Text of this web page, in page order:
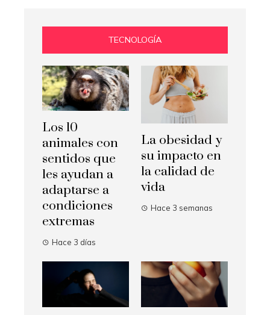
TECNOLOGÍA
Los 10
animales con
sentidos que
les ayudan a
adaptarse a
condiciones
extremas
Hace 3 días
La obesidad y
su impacto en
la calidad de
vida
Hace 3 semanas